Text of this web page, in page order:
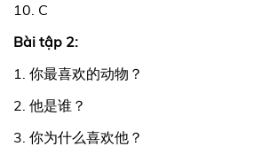
10. C
Bài tập 2:
1. 你最喜欢的动物？
2. 他是谁？
3. 你为什么喜欢他？